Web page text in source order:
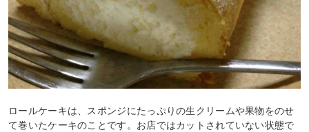
ロールケーキは、スポンジにたっぷりの生クリームや果物をのせ
て巻いたケーキのことです。お店ではカットされていない状態で